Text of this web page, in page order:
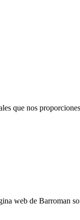
que nos
web de Barroman